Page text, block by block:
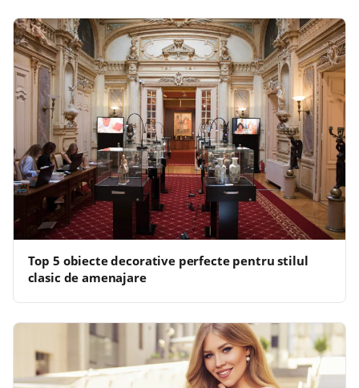
Top 5 obiecte decorative perfecte pentru stilul
clasic de amenajare